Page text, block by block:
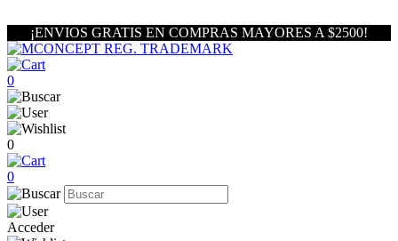
¡ENVIOS GRATIS EN COMPRAS MAYORES A $2500!
0
0
0
Acceder